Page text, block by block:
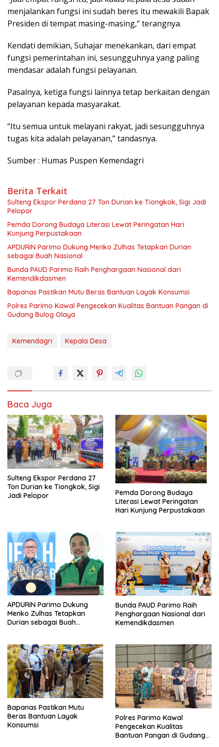
menjalankan fungsi ini sudah beres itu mewakili Bapak
Presiden di tempat masing-masing,” terangnya.
Kendati demikian, Suhajar menekankan, dari empat
fungsi pemerintahan ini, sesungguhnya yang paling
mendasar adalah fungsi pelayanan.
Pasalnya, ketiga fungsi lainnya tetap berkaitan dengan
pelayanan kepada masyarakat.
“Itu semua untuk melayani rakyat, jadi sesungguhnya
tugas kita adalah pelayanan,” tandasnya.
Sumber : Humas Puspen Kemendagri
Berita Terkait
Sulteng Ekspor Perdana 27 Ton Durian ke Tiongkok, Sigi Jadi
Pelopor
Pemda Dorong Budaya Literasi Lewat Peringatan Hari
Kunjung Perpustakaan
APDURIN Parimo Dukung Menko Zulhas Tetapkan Durian
sebagai Buah Nasional
Bunda PAUD Parimo Raih Penghargaan Nasional dari
Kemendikdasmen
Bapanas Pastikan Mutu Beras Bantuan Layak Konsumsi
Polres Parimo Kawal Pengecekan Kualitas Bantuan Pangan di
Gudang Bulog Olaya
Kemendagri Kepala Desa
Baca Juga
Sulteng Ekspor Perdana 27
Ton Durian ke Tiongkok, Sigi
Jadi Pelopor
Pemda Dorong Budaya
Literasi Lewat Peringatan
Hari Kunjung Perpustakaan
APDURIN Parimo Dukung
Menko Zulhas Tetapkan
Durian sebagai Buah
Bunda PAUD Parimo Raih
Penghargaan Nasional dari
Kemendikdasmen
Bapanas Pastikan Mutu
Beras Bantuan Layak
Konsumsi
Polres Parimo Kawal
Pengecekan Kualitas
Bantuan Pangan di Gudang